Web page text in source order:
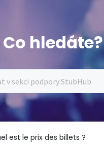
Co hledáte?
est le prix des billets ?